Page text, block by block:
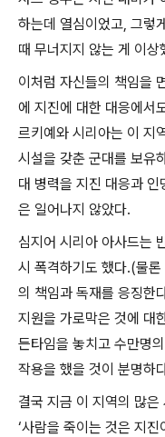
하는데 열심이었고, 그렇
때 무너지지 않는 게 이상
이처럼 자신들의 책임을
에 지진에 대한 대응에서
르키예와 시리아는 이 지
시설을 갖춘 군대를 보유
대 병력을 지진 대응과
은 일어나지 않았다.
심지어 시리아 아사드는
시 폭격하기도 했다.(물론
의 책임과 독재를 응징한
지원을 가로막은 것에 대
든타임을 놓치고 수만명
작용을 했을 것이 분명하
결국 지금 이 지역의 많은
‘사람을 죽이는 것은 지진